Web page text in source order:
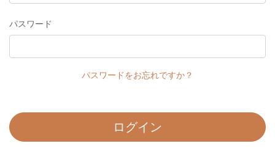
パスワード
パスワードをお忘れですか？
ログイン